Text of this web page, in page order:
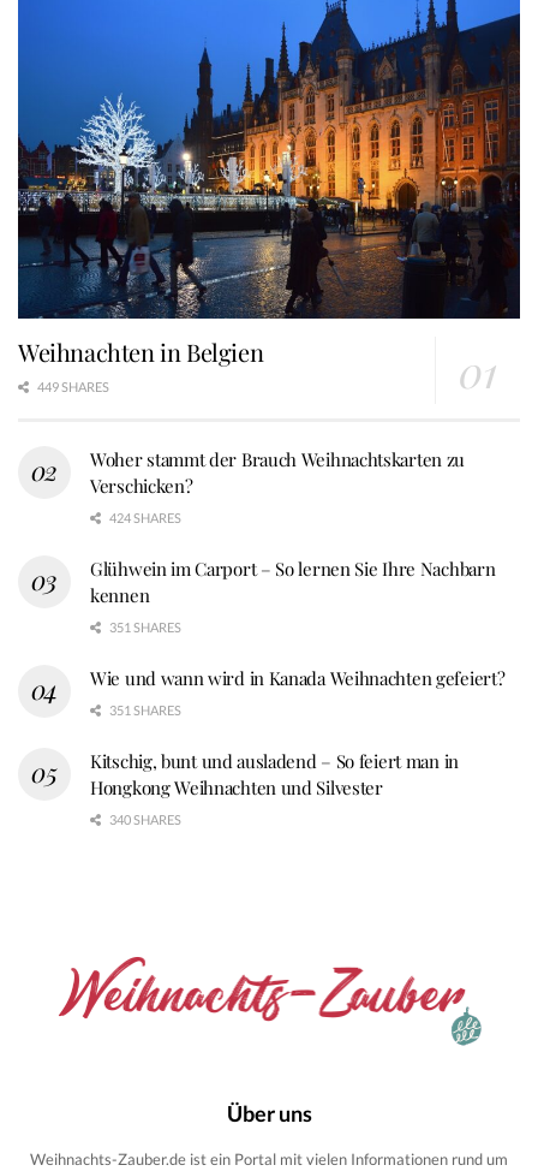
Weihnachten in Belgien
449 SHARES
Woher stammt der Brauch Weihnachtskarten zu
Verschicken?
424 SHARES
Glühwein im Carport – So lernen Sie Ihre Nachbarn
kennen
351 SHARES
Wie und wann wird in Kanada Weihnachten gefeiert?
351 SHARES
Kitschig, bunt und ausladend – So feiert man in
Hongkong Weihnachten und Silvester
340 SHARES
Über uns
Weihnachts-Zauber.de ist ein Portal mit vielen Informationen rund um